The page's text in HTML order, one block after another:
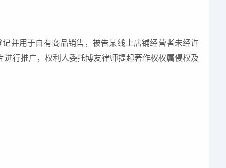
并用于自有商品销售，被告某线上店铺经营者未经许
行推广， 权利人委托博友律师提起著作权权属侵权及